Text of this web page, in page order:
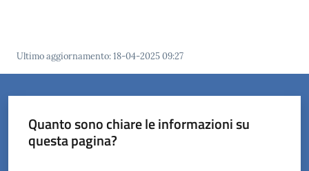
Orari
Segnalazioni
Ultimo aggiornamento:18-04-2025 09:27
Quanto sono chiare le informazioni su
questa pagina?